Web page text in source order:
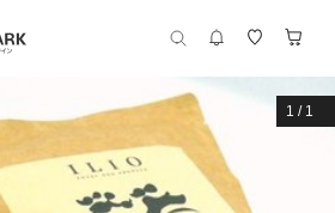
1 / 1